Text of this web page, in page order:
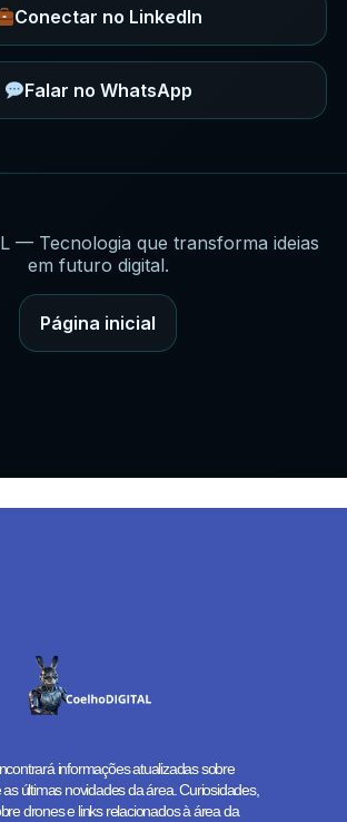
Conectar no LinkedIn
Falar no WhatsApp
— Tecnologia que transforma ideias
em futuro digital.
Página inicial
informações atualizadas sobre
as últimas novidades da área. Curiosidades,
drones e links relacionados à área da